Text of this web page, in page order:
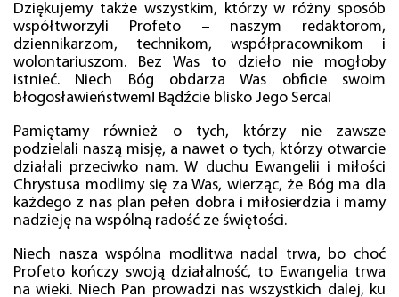
Dziękujemy także wszystkim, którzy w różny sposób
współtworzyli Profeto – naszym redaktorom,
dziennikarzom, technikom, współpracownikom i
wolontariuszom. Bez Was to dzieło nie mogłoby
istnieć. Niech Bóg obdarza Was obficie swoim
błogosławieństwem! Bądźcie blisko Jego Serca!
Pamiętamy również o tych, którzy nie zawsze
podzielali naszą misję, a nawet o tych, którzy otwarcie
działali przeciwko nam. W duchu Ewangelii i miłości
Chrystusa modlimy się za Was, wierząc, że Bóg ma dla
każdego z nas plan pełen dobra i miłosierdzia i mamy
nadzieję na wspólną radość ze świętości.
Niech nasza wspólna modlitwa nadal trwa, bo choć
Profeto kończy swoją działalność, to Ewangelia trwa
na wieki. Niech Pan prowadzi nas wszystkich dalej, ku